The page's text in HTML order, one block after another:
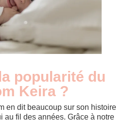
popularité du
Keira ?
en dit beaucoup sur son histoire
au fil des années. Grâce à notre